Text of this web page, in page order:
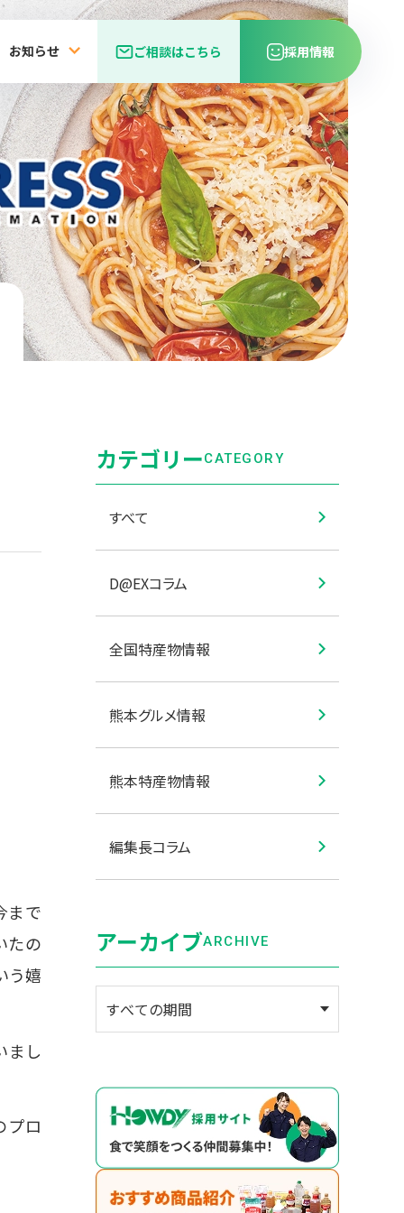
お知らせ ご相談はこちら 採用情報
まで
たの
う嬉
まし
プロ
カテゴリーCATEGORY
すべて
D@EXコラム
全国特産物情報
熊本グルメ情報
熊本特産物情報
編集長コラム
アーカイブARCHIVE